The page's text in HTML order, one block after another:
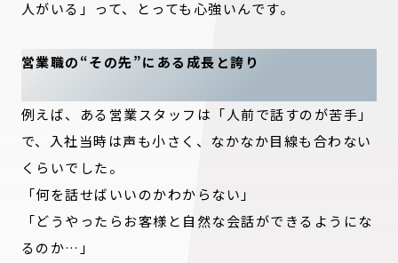
人がいる」って、とっても心強いんです。
営業職の“その先”にある成長と誇り
例えば、ある営業スタッフは「人前で話すのが苦手」
で、入社当時は声も小さく、なかなか目線も合わない
くらいでした。
「何を話せばいいのかわからない」
「どうやったらお客様と自然な会話ができるようにな
るのか…」